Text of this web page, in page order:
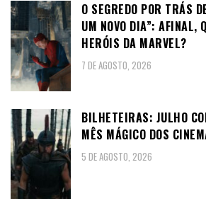
O SEGREDO POR TRÁS
UM NOVO DIA”: AFINAL,
HERÓIS DA MARVEL?
7 DE AGOSTO, 2026
BILHETEIRAS: JULHO
MÊS MÁGICO DOS
5 DE AGOSTO, 2026